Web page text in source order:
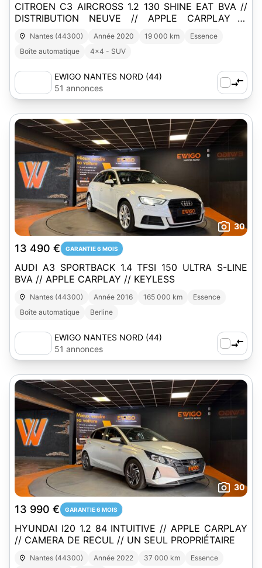
CITROEN C3 AIRCROSS 1.2 130 SHINE EAT BVA //
DISTRIBUTION NEUVE // APPLE CARPLAY //
CAMERA DE RECUL
Nantes (44300) Année 2020 19 000 km
Essence
Boîte automatique
4x4 - SUV
EWIGO NANTES NORD (44)
51 annonces
30
13 490 € GARANTIE 6 MOIS
AUDI A3 SPORTBACK 1.4 TFSI 150 ULTRA S-LINE
BVA // APPLE CARPLAY // KEYLESS
Nantes (44300) Année 2016 165 000 km
Essence
Boîte automatique
Berline
EWIGO NANTES NORD (44)
51 annonces
30
13 990 € GARANTIE 6 MOIS
HYUNDAI I20 1.2 84 INTUITIVE // APPLE CARPLAY
// CAMERA DE RECUL // UN SEUL PROPRIÉTAIRE
Nantes (44300) Année 2022 37 000 km
Essence